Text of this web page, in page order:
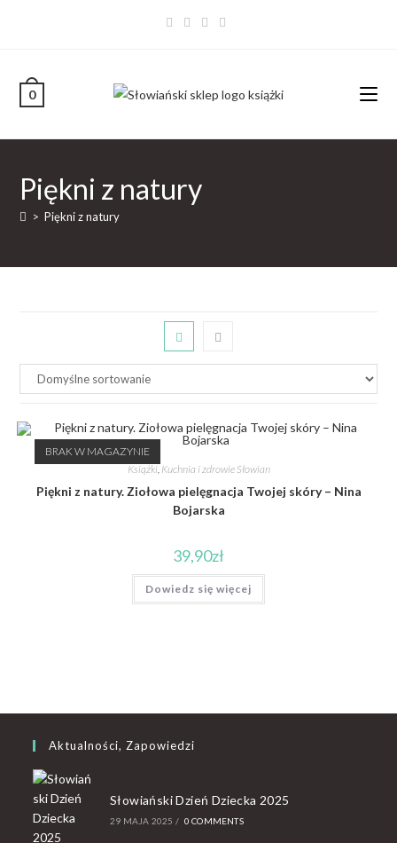
0
Piękni z natury
> Piękni z natury
BRAK W MAGAZYNIE
Książki, Kuchnia i zdrowie Słowian
Piękni z natury. Ziołowa pielęgnacja Twojej skóry – Nina
Bojarska
39,90zł
Dowiedz się więcej
Aktualności, Zapowiedzi
Słowiański Dzień Dziecka 2025
29 MAJA 2025 / 0 COMMENTS